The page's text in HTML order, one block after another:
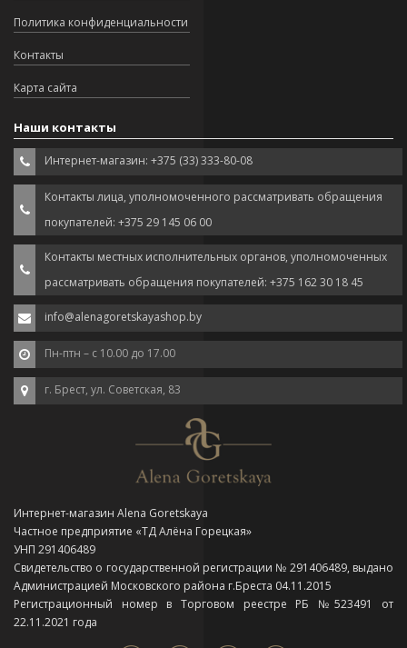
Политика конфиденциальности
Контакты
Карта сайта
Наши контакты
Интернет-магазин: +375 (33) 333-80-08
Контакты лица, уполномоченного рассматривать обращения
покупателей: +375 29 145 06 00
Контакты местных исполнительных органов, уполномоченных
рассматривать обращения покупателей: +375 162 30 18 45
info@alenagoretskayashop.by
Пн-птн – с 10.00 до 17.00
г. Брест, ул. Советская, 83
Интернет-магазин Alena Goretskaya
Частное предприятие «ТД Алёна Горецкая»
УНП 291406489
Свидетельство о государственной регистрации № 291406489, выдано
Администрацией Московского района г.Бреста 04.11.2015
Регистрационный номер в Торговом реестре РБ №523491 от
22.11.2021 года